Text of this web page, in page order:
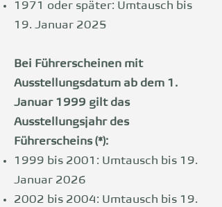
1971 oder später: Umtausch bis
19. Januar 2025
Bei Führerscheinen mit
Ausstellungsdatum ab dem 1.
Januar 1999 gilt das
Ausstellungsjahr des
Führerscheins (*):
1999 bis 2001: Umtausch bis 19.
Januar 2026
2002 bis 2004: Umtausch bis 19.